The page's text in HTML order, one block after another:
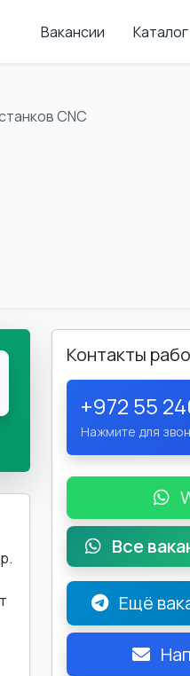
Вакансии Каталог
CNC
Контакты
+972 55
Нажмите для
Все
Ещё